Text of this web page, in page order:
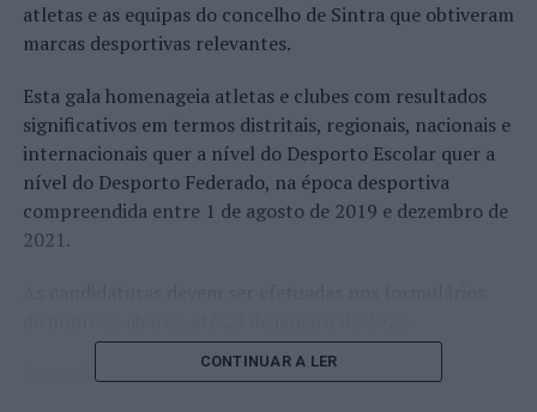
atletas e as equipas do concelho de Sintra que obtiveram
marcas desportivas relevantes.
Esta gala homenageia atletas e clubes com resultados
significativos em termos distritais, regionais, nacionais e
internacionais quer a nível do Desporto Escolar quer a
nível do Desporto Federado, na época desportiva
compreendida entre 1 de agosto de 2019 e dezembro de
2021.
Formulários:
CONTINUAR A LER